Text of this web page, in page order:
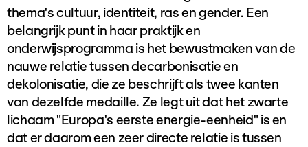
thema's cultuur, identiteit, ras en gender. Een
belangrijk punt in haar praktijk en
onderwijsprogramma is het bewustmaken van de
nauwe relatie tussen decarbonisatie en
dekolonisatie, die ze beschrijft als twee kanten
van dezelfde medaille. Ze legt uit dat het zwarte
lichaam "Europa's eerste energie-eenheid" is en
dat er daarom een zeer directe relatie is tussen